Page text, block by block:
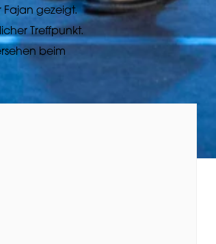
Fajan gezeigt.
Treffpunkt.
beim